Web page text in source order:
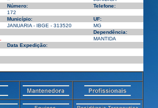
Número:
Telefone:
172
Município:
UF:
JANUARIA - IBGE - 313520
MG
Dependência:
MANTIDA
Data Expedição: